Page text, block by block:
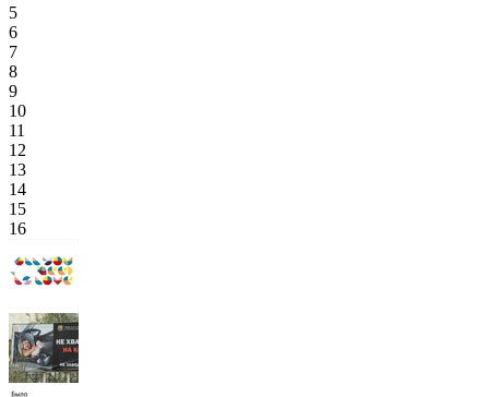
5
6
7
8
9
10
11
12
13
14
15
16